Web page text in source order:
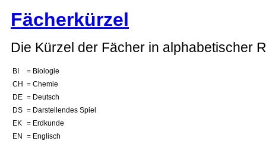
Fächerkürzel
Die Kürzel der Fächer in alphabetischer
BI
= Biologie
CH = Chemie
DE = Deutsch
DS = Darstellendes Spiel
EK
= Erdkunde
EN = Englisch